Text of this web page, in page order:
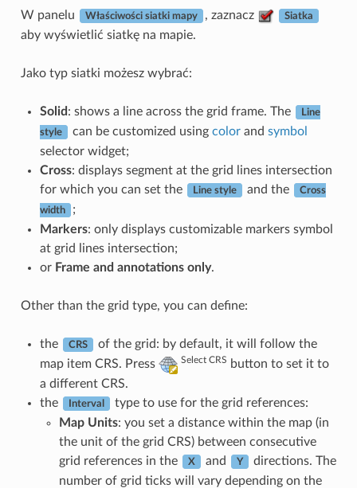
W panelu Właściwości siatki mapy , zaznacz Siatka
aby wyświetlić siatkę na mapie.
Jako typ siatki możesz wybrać:
Solid : shows a line across the grid frame. The Line
style can be customized using colorand symbol
selector widget;
Cross: displays segment at the grid lines intersection
for which you can set the
Line style and the Cross
width
;
Markers: only displays customizable markers symbol
at grid lines intersection;
or Frame and annotations only.
Other than the grid type, you can define:
the CRS
of the grid: by default, it will follow the
map item CRS. Press
Select CRS button to set it to
a different CRS.
the
Interval
type to use for the grid references:
Map Units: you set a distance within the map (in
the unit of the grid CRS) between consecutive
grid references in the
X and Y
directions. The
number of grid ticks will vary depending on the